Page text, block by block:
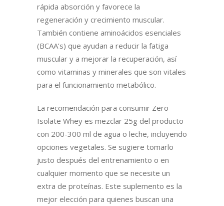
rápida absorción y favorece la
regeneración y crecimiento muscular.
También contiene aminoácidos esenciales
(BCAA’s) que ayudan a reducir la fatiga
muscular y a mejorar la recuperación, así
como vitaminas y minerales que son vitales
para el funcionamiento metabólico.
La recomendación para consumir Zero
Isolate Whey es mezclar 25g del producto
con 200-300 ml de agua o leche, incluyendo
opciones vegetales. Se sugiere tomarlo
justo después del entrenamiento o en
cualquier momento que se necesite un
extra de proteínas. Este suplemento es la
mejor elección para quienes buscan una